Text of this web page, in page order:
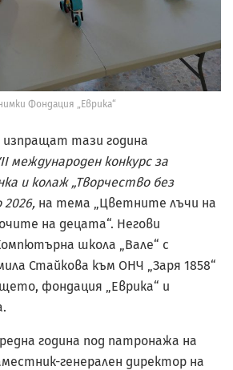
Фондация „Еврика“
тази година
международен конкурс за
и колаж „Творчество без
2026, на тема „Цветните лъчи на
на децата“. Негови
школа „Вале“ с
Стайкова към ОНЧ „Заря 1858“
фондация „Еврика“ и
година под патронажа на
генерален директор на